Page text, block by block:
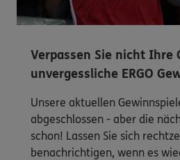
Verpassen Sie nicht Ihre
unvergessliche ERGO
Unsere aktuellen
abgeschlossen - aber die
schon! Lassen Sie sich
benachrichtigen, wenn es